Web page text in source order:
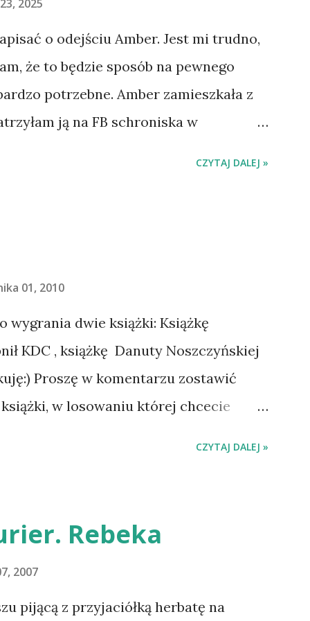
2025
o odejściu Amber. Jest mi trudno,
że to będzie sposób na pewnego
potrzebne. Amber zamieszkała z
ją na FB schroniska w
już nieco okrzepliśmy w
z ludźmi i kotami, pojawił się pomysł
Niski. Zanim to jednak się stało
że wyjazd odwołaliśmy,
zaczęliśmy oswajać z nami i
chorobą psa. Udało się
Dopier...
CZYTAJ DALEJ »
01, 2010
wygrania dwie książki: Książkę
KDC , książkę Danuty Noszczyńskiej
Proszę w komentarzu zostawić
w losowaniu której chcecie
CZYTAJ DALEJ »
Rebeka
2007
pijącą z przyjaciółką herbatę na